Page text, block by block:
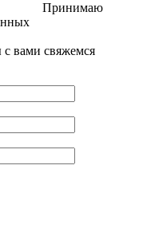
Принимаю
с вами свяжемся